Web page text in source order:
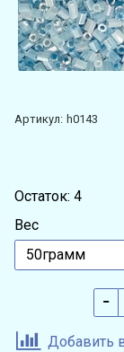
Артикул: h0143
Остаток: 4
Вес
Добавить